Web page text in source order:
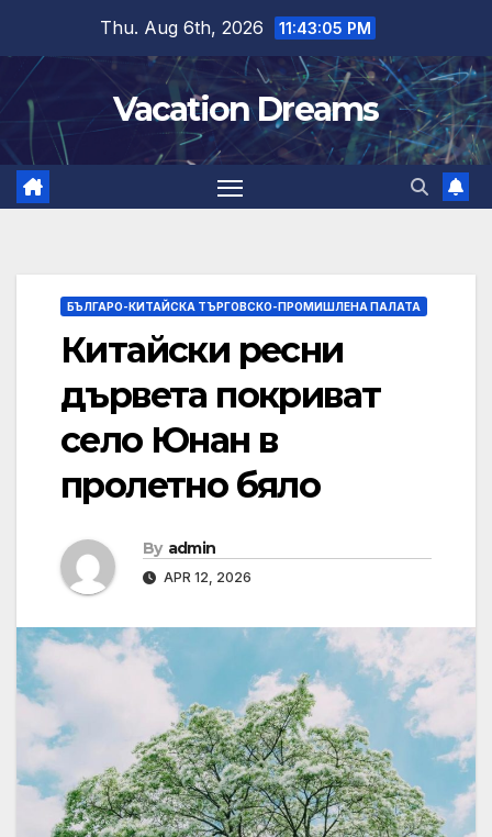
content
Thu. Aug 6th, 2026 11:43:06 PM
Vacation Dreams
БЪЛГАРО-КИТАЙСКА ТЪРГОВСКО-ПРОМИШЛЕНА ПАЛАТА
Китайски ресни
дървета покриват
село Юнан в
пролетно бяло
By admin
APR 12, 2026